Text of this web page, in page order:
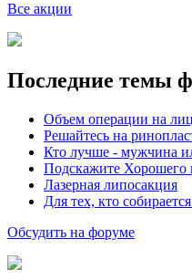
Все акции
Последние темы
Объем операции на
Решайтесь на
Кто лучше - мужчина
Подскажите Хорошего
Лазерная липосакция
Для тех, кто
Обсудить на форуме